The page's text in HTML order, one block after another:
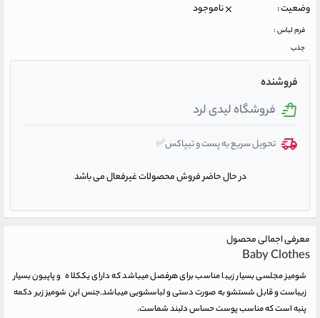
وضعیت : ناموجود
فرم لباس :
جذب
فروشنده
فروشگاه لیدی لرد
تحویل سریع به پست و تیپاکس✅
در حال حاضر فروش محصولات غیرفعال می باشد
معرفی اجمالی محصول
Baby Clothes
شومیز مجلسی بسیار زیبا مناسب برای هرفصل میباشد که دارای یککلاه و پاپیون بسیار
زیباست و قابل شستشو به صورت دستی و لباسشویی میباشد.جنس این شومیز زیر دکمه
پنبه است که مناسب پوست حساس دلبند شماست.